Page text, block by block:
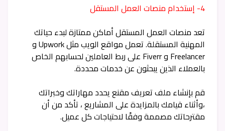
4- إستخدام منصات العمل المستقل
تعد منصات العمل المستقل أماكن ممتازة لبدء حياتك
المهنية المستقلة. تعمل مواقع الويب مثل Upwork و
Freelancer و Fiverr على ربط العاملين لحسابهم الخاص
بالعملاء الذين يبحثون عن خدمات محددة.
قم بإنشاء ملف تعريف مقنع يحدد مهاراتك وخبراتك
،وأثناء قيامك بالمزايدة على المشاريع ، تأكد من أن
مقترحاتك مصممة وفقًا لاحتياجات كل عميل.